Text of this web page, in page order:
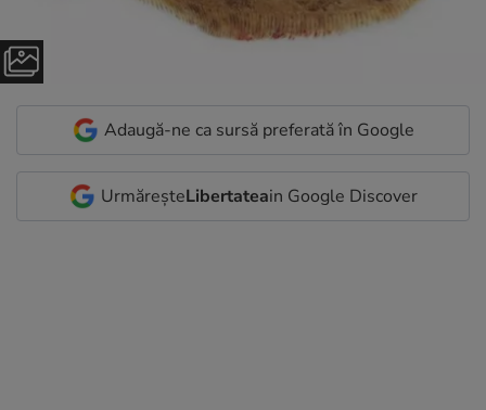
Adaugă-ne ca sursă preferată în Google
UrmăreșteLibertateain Google Discover